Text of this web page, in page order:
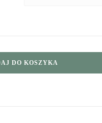
DO KOSZYKA